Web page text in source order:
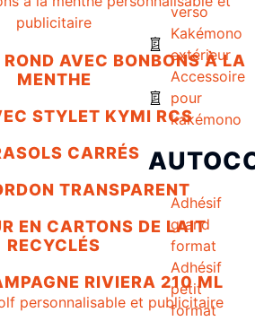
verso
Kakémono
extérieur
Accessoire
pour
kakémono
Adhésif
grand
format
Adhésif
petit
format
AVEC BONBONS À LA
MENTHE
STYLET KYMI RCS
CARRÉS
TRANSPARENT
EN CARTONS DE LAIT
RECYCLÉS
RIVIERA 210 ML